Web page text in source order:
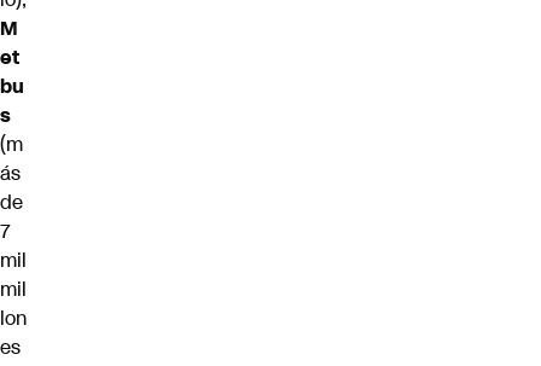
M
et
bu
s
(m
ás
de
7
mil
mil
lon
es